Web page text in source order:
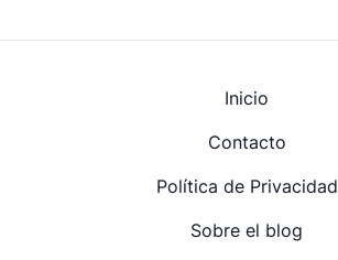
Inicio
Contacto
Política de Privacidad
Sobre el blog